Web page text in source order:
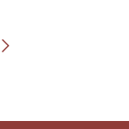
Pagina successiva